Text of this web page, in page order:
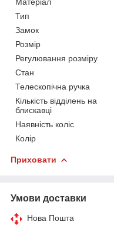
Тип
Замок
Розмір
Регулювання розміру
Стан
Телескопічна ручка
Кількість відділень на
блискавці
Наявність коліс
Колір
Приховати
Умови доставки
Нова Пошта